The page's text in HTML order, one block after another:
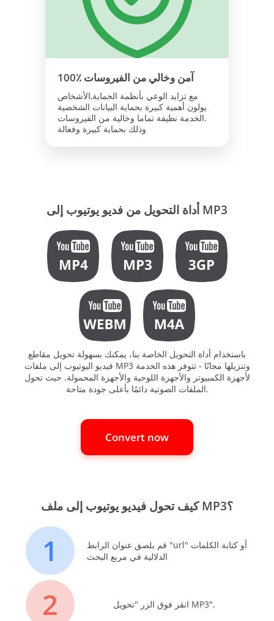
100٪ آمن وخالي من الفيروسات
مع تزايد الوعي بأنظمة الحماية,الأشخاص
يولون أهمية كبيرة بحماية البيانات الشخصية
.الخدمة نظيفة تماما وخالية من الفيروسات
وذلك بحماية كبيرة وفعالة
أداة التحويل من فديو يوتيوب إلى MP3
باستخدام أداة التحويل الخاصة بنا، يمكنك بسهولة تحويل مقاطع
فيديو اليوتيوب إلى ملفات MP3 وتنزيلها مجانًا - تتوفر هذه الخدمة
لأجهزة الكمبيوتر والأجهزة اللوحية والأجهزة المحمولة. حيث تحول
الملفات الصوتية دائمًا بأعلى جودة متاحة.
Convert now
كيف تحول فيديو يوتيوب إلى ملف MP3؟
1
قم بلصق عنوان الرابط "url" أو كتابة الكلمات
الدلالية في مربع البحث
2 انقر فوق الزر "تحويل MP3".